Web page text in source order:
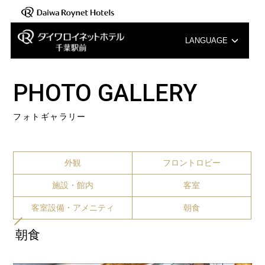
LANGUAGE
中文（簡体字）
PHOTO GALLERY
フォトギャラリー
外観 フロントロビー
施設・館内 客室
客室設備・アメニティ 朝食
朝食